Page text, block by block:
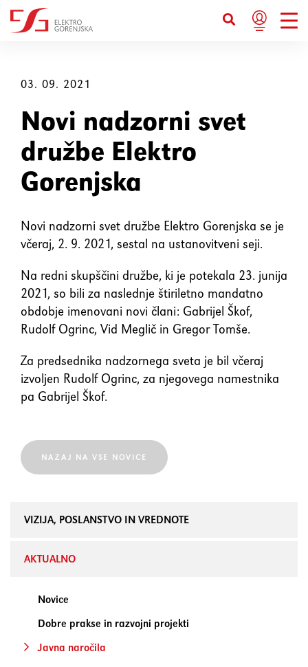
VIZIJA, POSLANSTVO IN VREDNOTE
AKTUALNO
Novice
Dobre prakse in razvojni projekti
Javna naročila
03. 09. 2021
Novi nadzorni svet
družbe Elektro
Gorenjska
Novi nadzorni svet družbe Elektro Gorenjska se je
včeraj, 2. 9. 2021, sestal na ustanovitveni seji.
Na redni skupščini družbe, ki je potekala 23. junija
2021, so bili za naslednje štiriletno mandatno
obdobje imenovani novi člani: Gabrijel Škof,
Rudolf Ogrinc, Vid Meglič in Gregor Tomše.
Za predsednika nadzornega sveta je bil včeraj
izvoljen Rudolf Ogrinc, za njegovega namestnika
pa Gabrijel Škof.
NAZAJ NA VSE NOVICE
s tipkovnico
Prikaže možnosti dostopnosti
Prikaže kazalo strani
Skoči na glavno vsebino
Zapre pojavno okno / meni
Premakne fokus na naslednji
element
Premakne fokus na prejšnji
element
element
Označi/odznači potrditveno